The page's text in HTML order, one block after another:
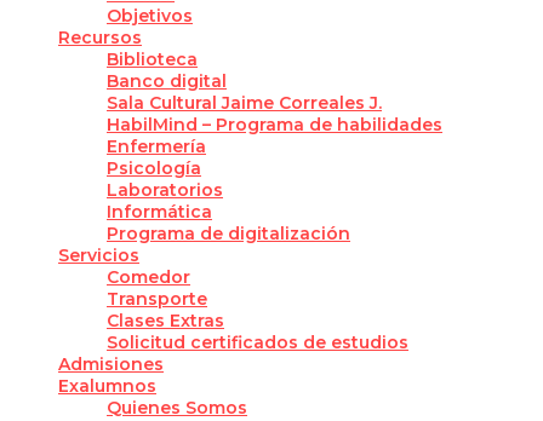
Objetivos
Recursos
Biblioteca
Banco digital
Sala Cultural Jaime Correales J.
HabilMind – Programa de habilidades
Enfermería
Psicología
Laboratorios
Informática
Programa de digitalización
Servicios
Comedor
Transporte
Clases Extras
Solicitud certificados de estudios
Admisiones
Exalumnos
Quienes Somos